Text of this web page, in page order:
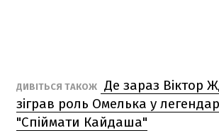
ДИВІТЬСЯ ТАКОЖ
Де зараз Віктор
зіграв роль Омелька у
"Спіймати Кайдаша"